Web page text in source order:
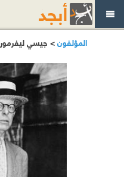
المؤلفون> جيسي ليفرمور